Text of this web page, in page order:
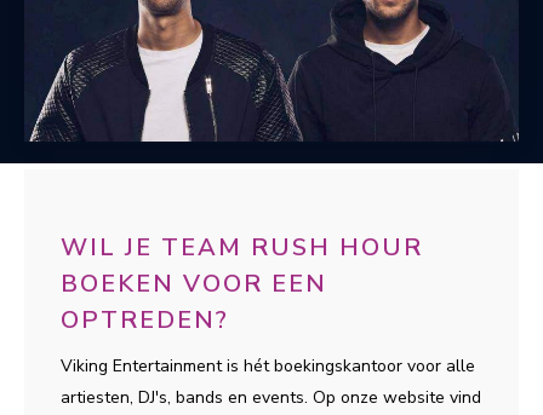
WIL JE TEAM RUSH HOUR
BOEKEN VOOR EEN
OPTREDEN?
Viking Entertainment is hét boekingskantoor voor alle
artiesten, DJ's, bands en events. Op onze website vind